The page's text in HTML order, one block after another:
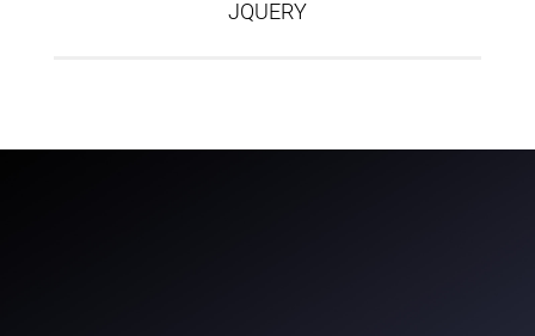
JQUERY